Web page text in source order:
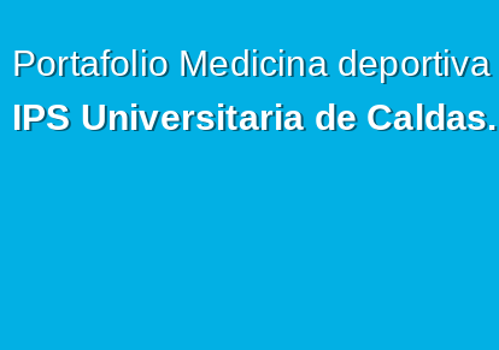
Portafolio Medicina deportiva
IPS Universitaria de Caldas.